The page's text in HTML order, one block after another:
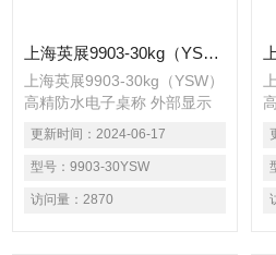
上海英展9903-30kg（YSW）高精防水电子桌称
上海英展9903-30kg（YSW）
高精防水电子桌称 外部显示
精度可达1/15000,经SGS认证
防水等级可达
IP68。机身搭配不锈
钢秤盘以及支脚。防水硅胶处
理，保证称重准确度，防虫
更新时间： 2024-06-17
型号： 9903-30YSW
访问量： 2870